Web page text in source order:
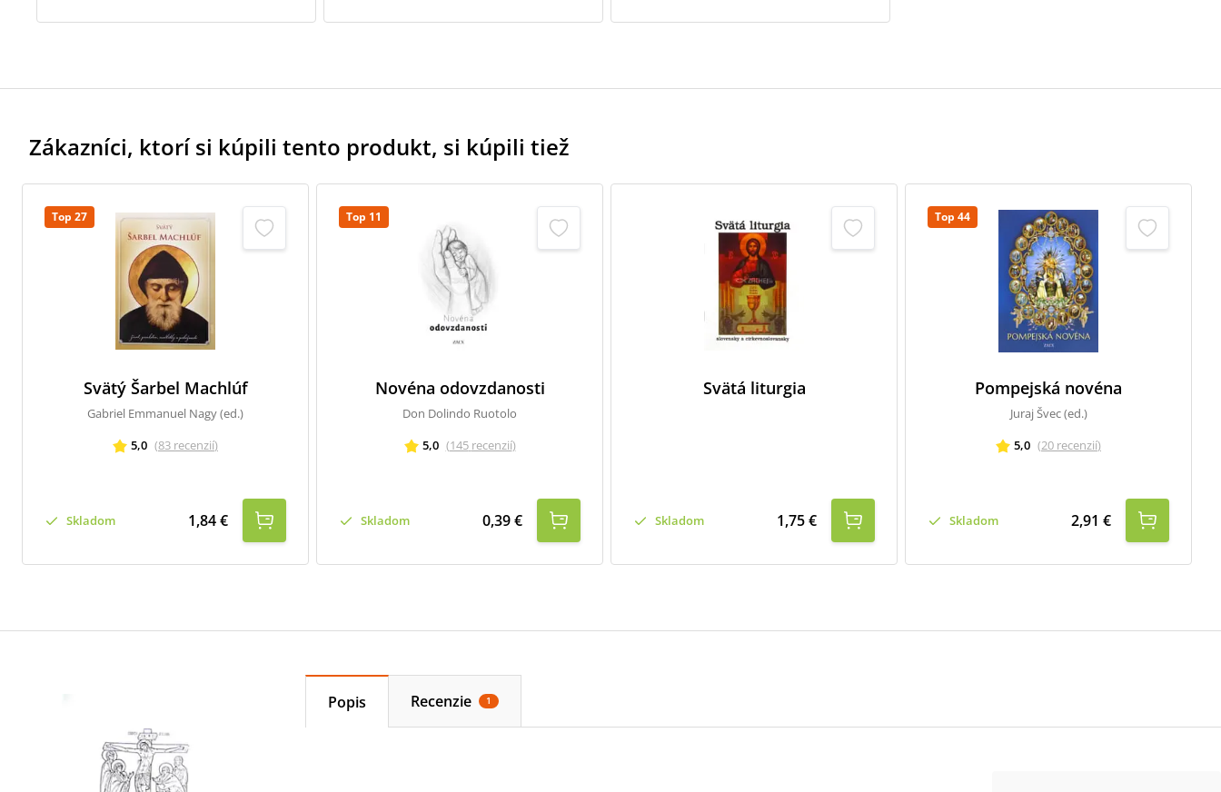
Zákazníci, ktorí si kúpili tento produkt, si kúpili tiež
Top 27
Svätý Šarbel Machlúf
Gabriel Emmanuel Nagy (ed.)
5,0 (83 recenzií)
Skladom 1,84 €
Top 11
Novéna odovzdanosti
Don Dolindo Ruotolo
5,0 (145 recenzií)
Skladom 0,39 €
Svätá liturgia
Skladom 1,75 €
Top 44
Pompejská novéna
Juraj Švec (ed.)
5,0 (20 recenzií)
Skladom 2,91 €
Popis Recenzie 1